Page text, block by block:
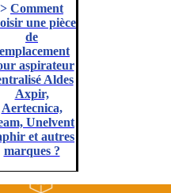
> Comment
une pièce
de
aspirateur
Aldes
Axpir,
Aertecnica,
Unelvent
et autres
marques ?